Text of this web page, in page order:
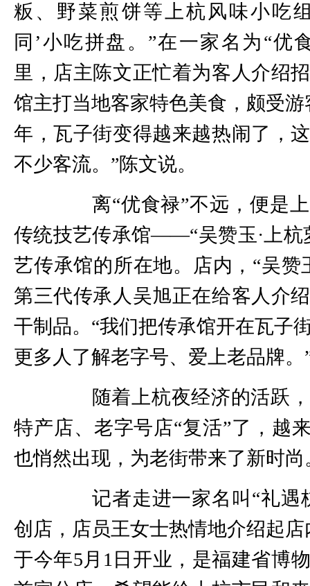
粄、野菜煎饼等上杭风味小吃
同’小吃拼盘。”在一家名为“优
里，店主陈文正忙着为客人介绍
馆主打当地客家特色美食，颇受游
年，瓦子街变得越来越热闹了，
不少客流。”陈文说。
离“优食禄”不远，便是上
传统技艺传承馆——“吴赞玉·上杭
艺传承馆的所在地。店内，“吴赞
第三代传承人吴旭正在给客人介
干制品。“我们把传承馆开在瓦子
更多人了解老字号、爱上老品牌。
随着上杭夜经济的活跃，
特产店、老字号店“复活”了，越
也悄然出现，为老街带来了新时尚
记者走进一家名叫“礼遇
创店，店员王女士热情地介绍起店
于今年5月1日开业，是福建省博